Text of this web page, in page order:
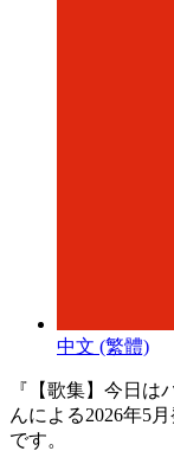
中文 (繁體)
『【歌集】今日
んによる2026年5
です。